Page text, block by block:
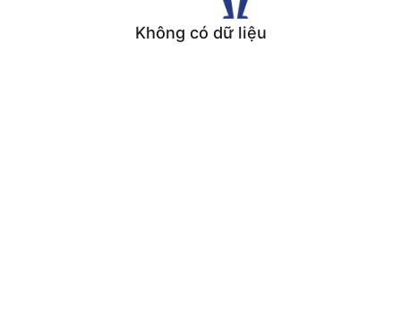
Không có dữ liệu